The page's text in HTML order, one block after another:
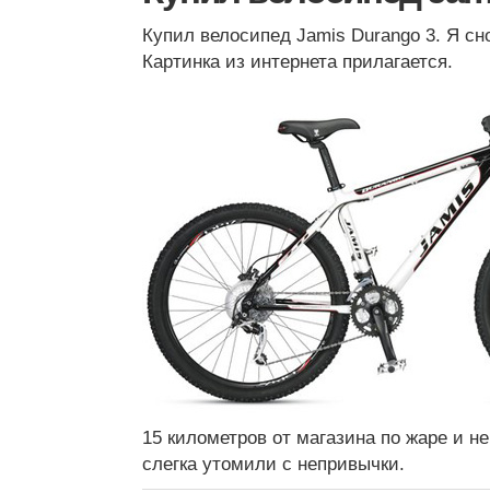
Купил велосипед Jamis Durango 3. Я
Картинка из интернета прилагается.
15 километров от магазина по жаре и
слегка утомили с непривычки.